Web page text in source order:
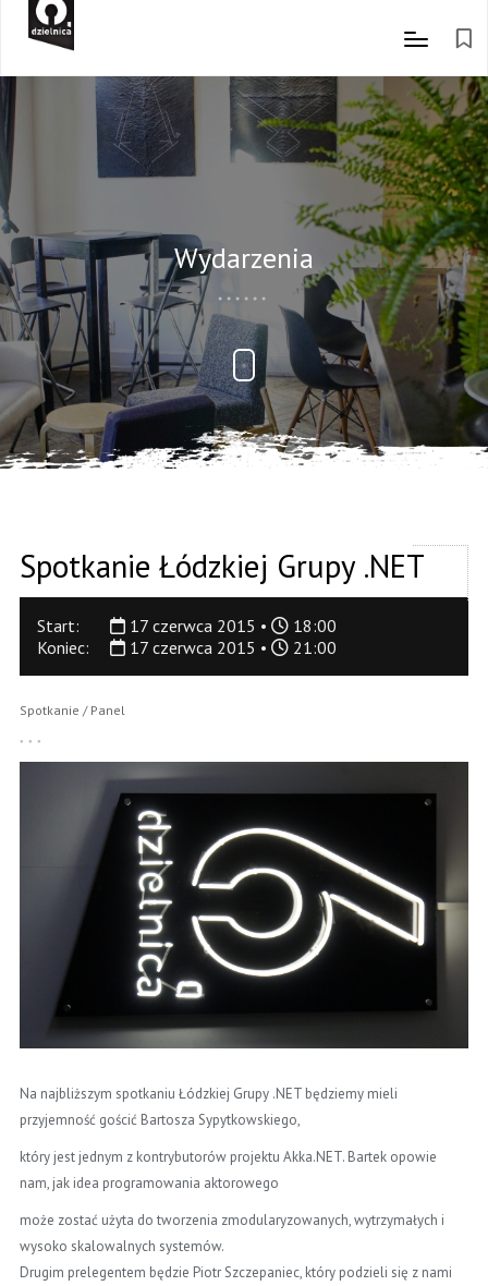
Wydarzenia
Spotkanie Łódzkiej Grupy .NET
Start: 17 czerwca 2015 •
18:00
Koniec:
17 czerwca 2015 • 21:00
Spotkanie / Panel
Na najbliższym spotkaniu Łódzkiej Grupy .NET będziemy mieli
przyjemność gościć Bartosza Sypytkowskiego,
który jest jednym z kontrybutorów projektu Akka.NET. Bartek opowie
nam, jak idea programowania aktorowego
może zostać użyta do tworzenia zmodularyzowanych, wytrzymałych i
wysoko skalowalnych systemów.
Drugim prelegentem będzie Piotr Szczepaniec, który podzieli się z nami